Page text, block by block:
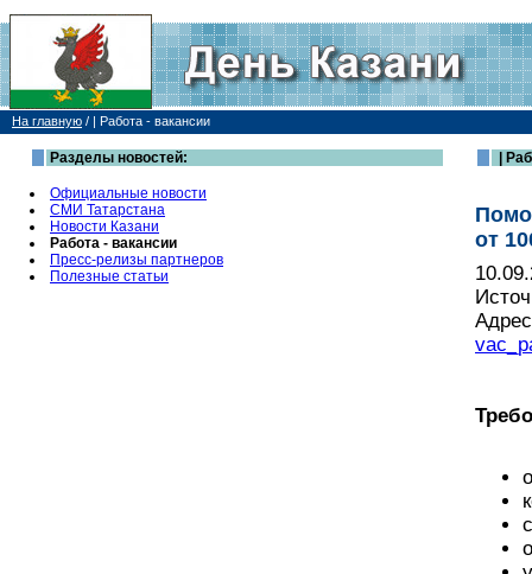
На главную / | Работа - вакансии
Разделы новостей:
Официальные новости
СМИ Татарстана
Новости Казани
Работа - вакансии
Пресс-релизы партнеров
Полезные статьи
|
от